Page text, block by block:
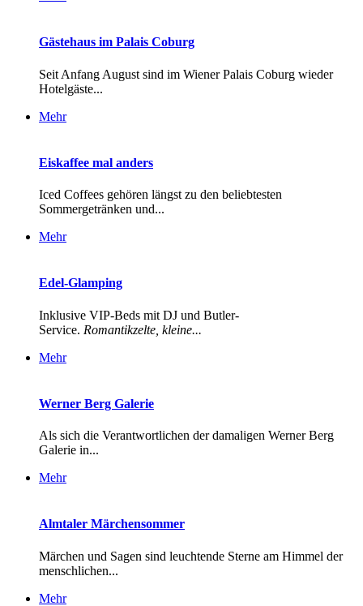
Gästehaus im Palais Coburg
Seit Anfang August sind im Wiener Palais Coburg wieder
Hotelgäste...
Mehr
Eiskaffee mal anders
Iced Coffees gehören längst zu den beliebtesten
Sommergetränken und...
Mehr
Edel-Glamping
Inklusive VIP-Beds mit DJ und Butler-
Service. Romantikzelte, kleine...
Mehr
Werner Berg Galerie
Als sich die Verantwortlichen der damaligen Werner Berg
Galerie in...
Mehr
Almtaler Märchensommer
Märchen und Sagen sind leuchtende Sterne am Himmel der
menschlichen...
Mehr